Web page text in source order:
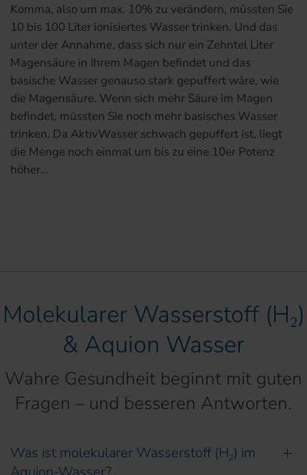
Komma, also um max. 10% zu verändern, müssten Sie
10 bis 100 Liter ionisiertes Wasser trinken. Und das
unter der Annahme, dass sich nur ein Zehntel Liter
Magensäure in Ihrem Magen befindet und das
basische Wasser genauso stark gepuffert wäre, wie
die Magensäure. Wenn sich mehr Säure im Magen
befindet, müssten Sie noch mehr basisches Wasser
trinken. Da AktivWasser schwach gepuffert ist, liegt
die Menge noch einmal um bis zu eine 10er Potenz
höher…
Molekularer Wasserstoff (H₂)
& Aquion Wasser
Wahre Gesundheit beginnt mit guten
Fragen – und besseren Antworten.
Was ist molekularer Wasserstoff (H₂) im